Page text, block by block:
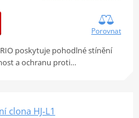
Porovnat
poskytuje pohodlné stínění
a ochranu proti…
clona HJ-L1